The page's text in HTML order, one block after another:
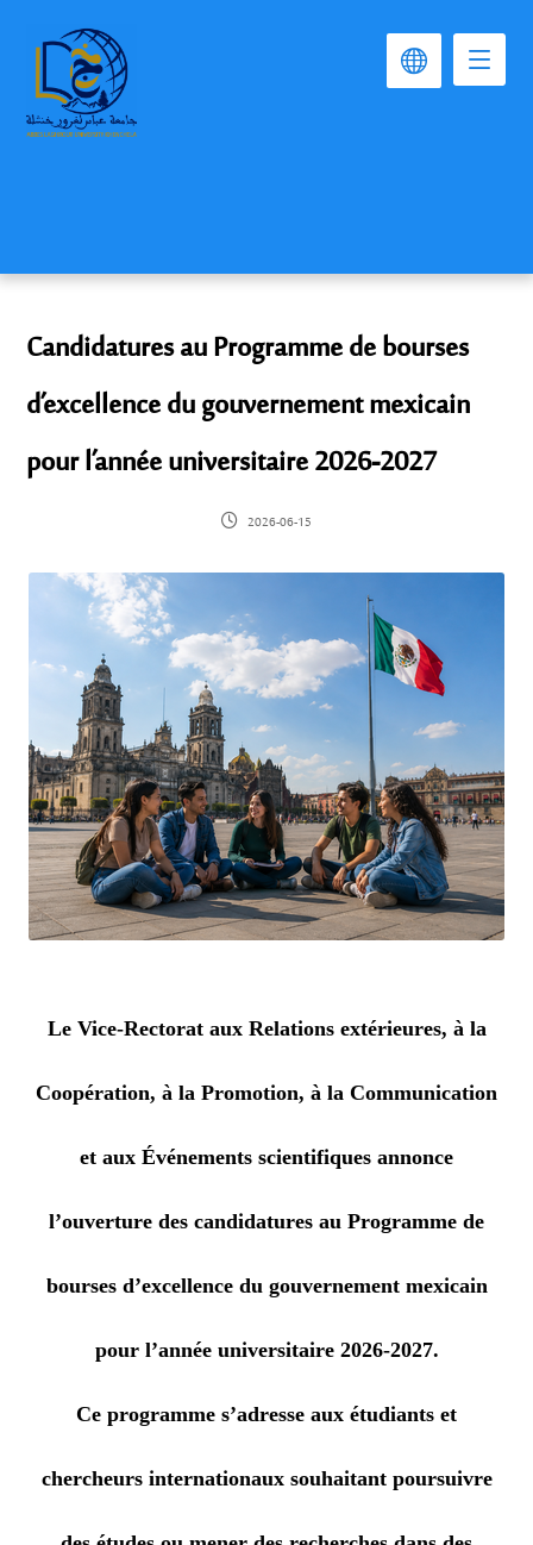
Candidatures au Programme de bourses
d’excellence du gouvernement mexicain
pour l’année universitaire 2026-2027
2026-06-15
Le Vice-Rectorat aux Relations extérieures, à la
Coopération, à la Promotion, à la Communication
et aux Événements scientifiques annonce
l’ouverture des candidatures au Programme de
bourses d’excellence du gouvernement mexicain
pour l’année universitaire 2026-2027.
Ce programme s’adresse aux étudiants et
chercheurs internationaux souhaitant poursuivre